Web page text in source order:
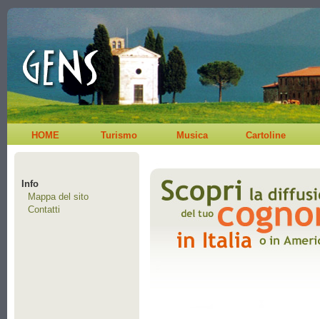
HOME Turismo Musica Cartoline
Info
Mappa del sito
Contatti